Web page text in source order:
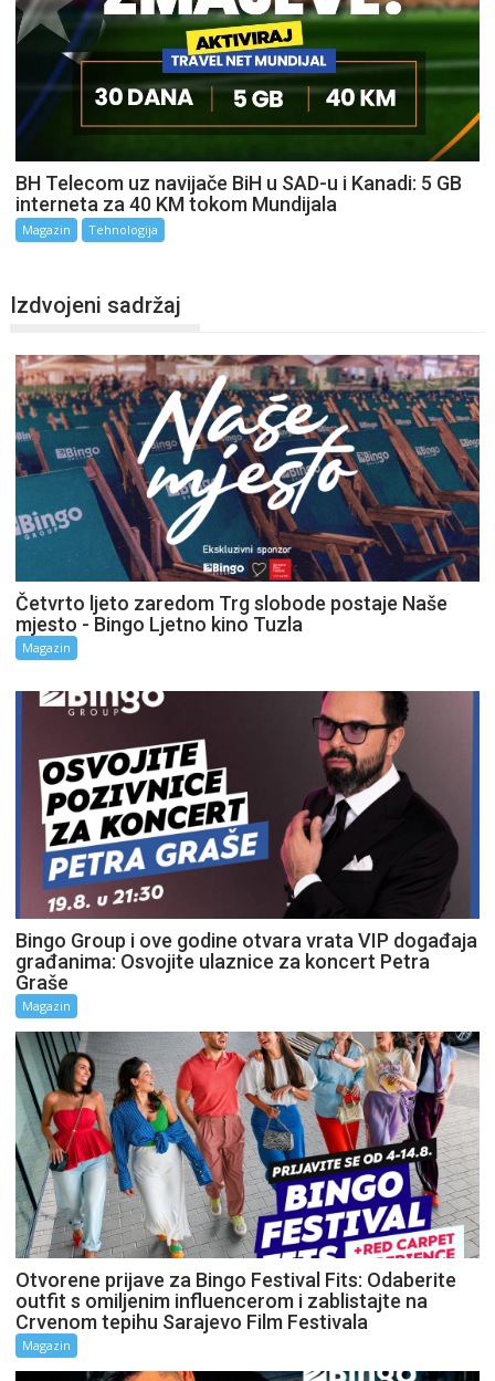
BH Telecom uz navijače BiH u SAD-u i Kanadi: 5 GB
interneta za 40 KM tokom Mundijala
Magazin Tehnologija
Izdvojeni sadržaj
Četvrto ljeto zaredom Trg slobode postaje Naše
mjesto - Bingo Ljetno kino Tuzla
Magazin
Bingo Group i ove godine otvara vrata VIP događaja
građanima: Osvojite ulaznice za koncert Petra
Graše
Magazin
Otvorene prijave za Bingo Festival Fits: Odaberite
outfit s omiljenim influencerom i zablistajte na
Crvenom tepihu Sarajevo Film Festivala
Magazin